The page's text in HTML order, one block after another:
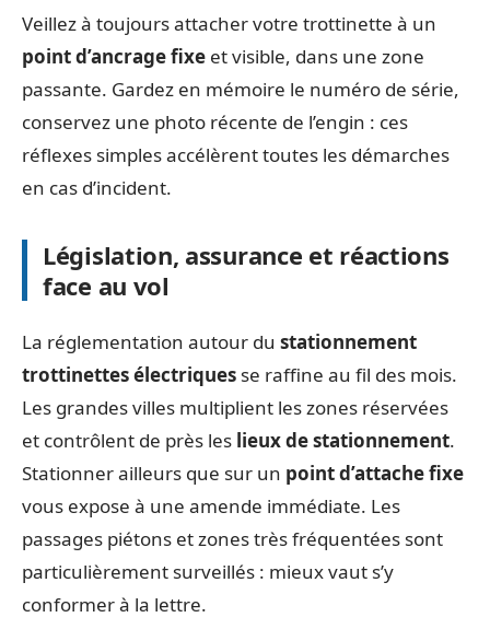
Veillez à toujours attacher votre trottinette à un
point d’ancrage fixe et visible, dans une zone
passante. Gardez en mémoire le numéro de série,
conservez une photo récente de l’engin : ces
réflexes simples accélèrent toutes les démarches
en cas d’incident.
Législation, assurance et réactions
face au vol
La réglementation autour du stationnement
trottinettes électriques se raffine au fil des mois.
Les grandes villes multiplient les zones réservées
et contrôlent de près les lieux de stationnement.
Stationner ailleurs que sur un point d’attache fixe
vous expose à une amende immédiate. Les
passages piétons et zones très fréquentées sont
particulièrement surveillés : mieux vaut s’y
conformer à la lettre.